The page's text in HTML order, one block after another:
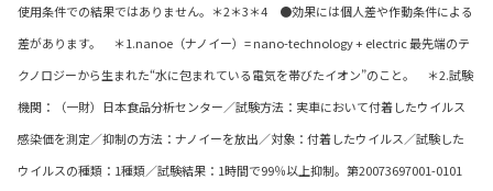
使用条件での結果ではありません。＊2＊3＊4 ●効果には個人差や作動条件による
差があります。 ＊1.nanoe（ナノイー）= nano-technology + electric 最先端のテ
クノロジーから生まれた“水に包まれている電気を帯びたイオン”のこと。 ＊2.試験
機関：（一財）日本食品分析センター／試験方法：実車において付着したウイルス
感染価を測定／抑制の方法：ナノイーを放出／対象：付着したウイルス／試験した
ウイルスの種類：1種類／試験結果：1時間で99％以上抑制。第20073697001-0101